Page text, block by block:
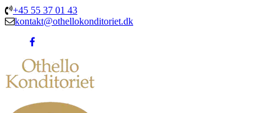
+45 55 37 01 43
kontakt@othellokonditoriet.dk